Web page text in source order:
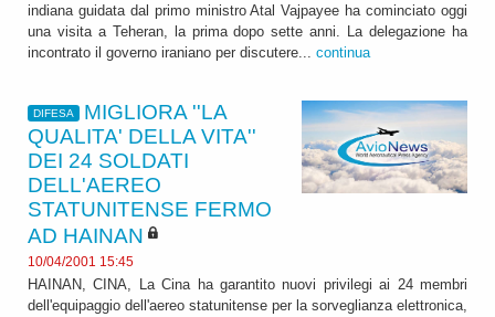
indiana guidata dal primo ministro Atal Vajpayee ha cominciato oggi
una visita a Teheran, la prima dopo sette anni. La delegazione ha
incontrato il governo iraniano per discutere... continua
DIFESA
MIGLIORA ''LA
QUALITA' DELLA VITA''
DEI 24 SOLDATI
DELL'AEREO
STATUNITENSE FERMO
AD HAINAN
10/04/2001 15:45
HAINAN, CINA, La Cina ha garantito nuovi privilegi ai 24 membri
dell'equipaggio dell'aereo statunitense per la sorveglianza elettronica,